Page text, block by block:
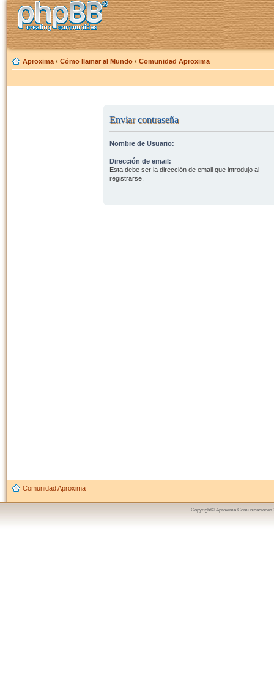
Aproxima ‹ Cómo llamar al Mundo ‹ Comunidad Aproxima
Enviar contraseña
Nombre de Usuario:
Dirección de email:
Esta debe ser la dirección de email que introdujo al
registrarse.
Comunidad Aproxima
Copyright© Aproxima Comunicaciones